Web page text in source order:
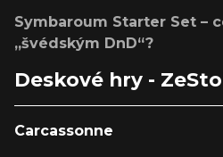
Symbaroum Starter Set –
„švédským DnD“?
Deskové hry -
Carcassonne